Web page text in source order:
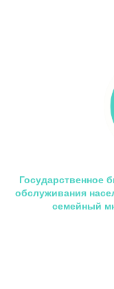
Государственное
обслуживания
семейный